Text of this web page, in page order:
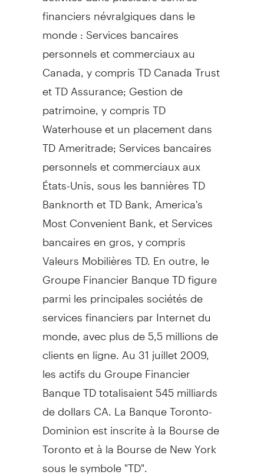
financiers névralgiques dans le
monde : Services bancaires
personnels et commerciaux au
Canada, y compris TD Canada Trust
et TD Assurance; Gestion de
patrimoine, y compris TD
Waterhouse et un placement dans
TD Ameritrade; Services bancaires
personnels et commerciaux aux
États-Unis, sous les bannières TD
Banknorth et TD Bank, America's
Most Convenient Bank, et Services
bancaires en gros, y compris
Valeurs Mobilières TD. En outre, le
Groupe Financier Banque TD figure
parmi les principales sociétés de
services financiers par Internet du
monde, avec plus de 5,5 millions de
clients en ligne. Au 31 juillet 2009,
les actifs du Groupe Financier
Banque TD totalisaient 545 milliards
de dollars CA. La Banque Toronto-
Dominion est inscrite à la Bourse de
Toronto et à la Bourse de New York
sous le symbole "TD".